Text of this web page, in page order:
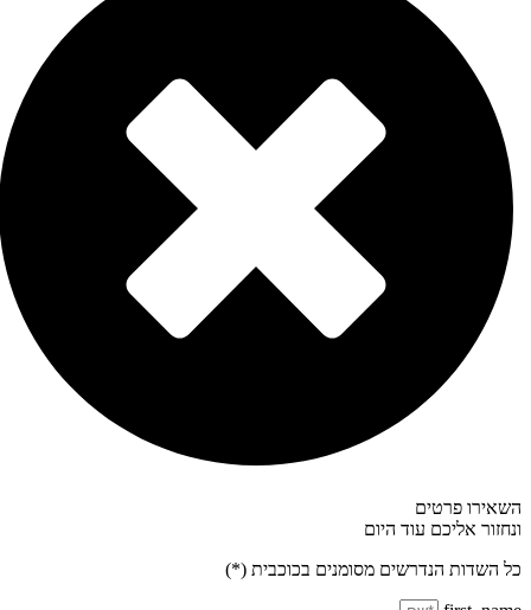
פרטים
אליכם עוד היום
השדות הנדרשים מסומנים בכוכבית (*)